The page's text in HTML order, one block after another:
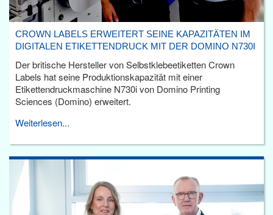
CROWN LABELS ERWEITERT SEINE KAPAZITÄTEN IM
DIGITALEN ETIKETTENDRUCK MIT DER DOMINO N730I
Der britische Hersteller von Selbstklebeetiketten Crown
Labels hat seine Produktionskapazität mit einer
Etikettendruckmaschine N730i von Domino Printing
Sciences (Domino) erweitert.
Weiterlesen...